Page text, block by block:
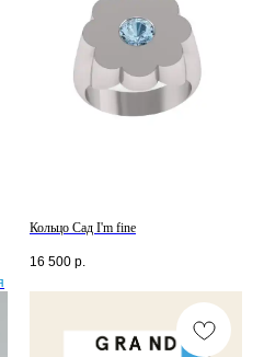
Кольцо Сад I'm fine
16 500 р.